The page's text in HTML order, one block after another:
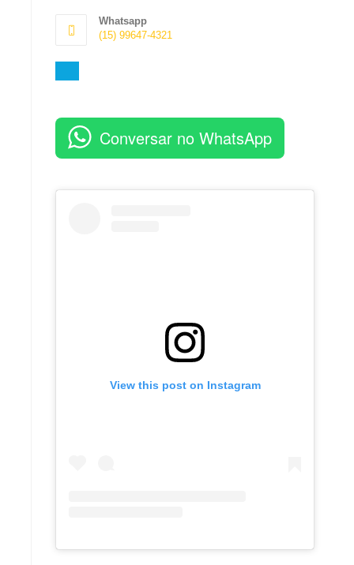
Whatsapp
(15) 99647-4321
aplicativo
Conversar no WhatsApp
View this post on Instagram